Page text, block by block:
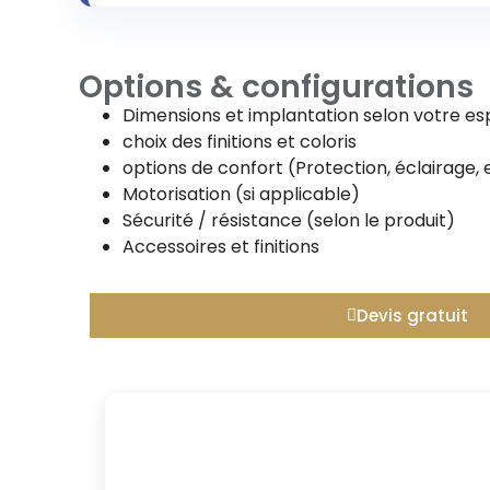
Options & configurations
Dimensions et implantation selon votre
choix des finitions et coloris
options de confort (Protection, éclairage,
Motorisation (si applicable)
Sécurité / résistance (selon le produit)
Accessoires et finitions
Devis gratuit